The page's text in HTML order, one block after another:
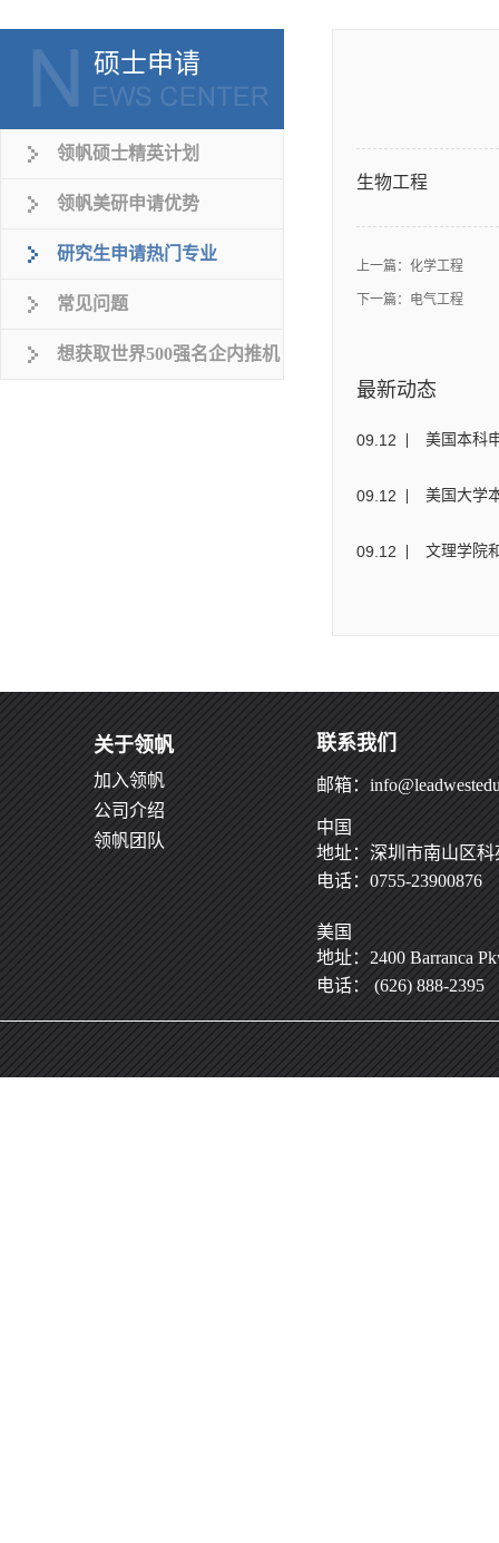
硕士申请
领帆硕士精英计划
领帆美研申请优势
研究生申请热门专业
常见问题
想获取世界500强名企内推机
生物工程
上一篇： 化学工程
下一篇： 电气工程
最新动态
09 12 美国本科
09 12 美国大学
09 12 文理学院
关于领帆
加入领帆
公司介绍
领帆团队
联系我们
邮箱：
中国
地址：深圳市南山区科
电话：0755-23900876
美国
地址：2400 Barranca
电话： (626) 888-2395